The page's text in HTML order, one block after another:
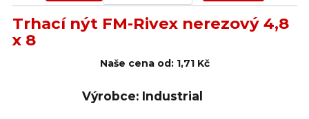
Trhací nýt FM-Rivex nerezový 4,8
x 8
Naše cena od:1,71 Kč
Výrobce: Industrial